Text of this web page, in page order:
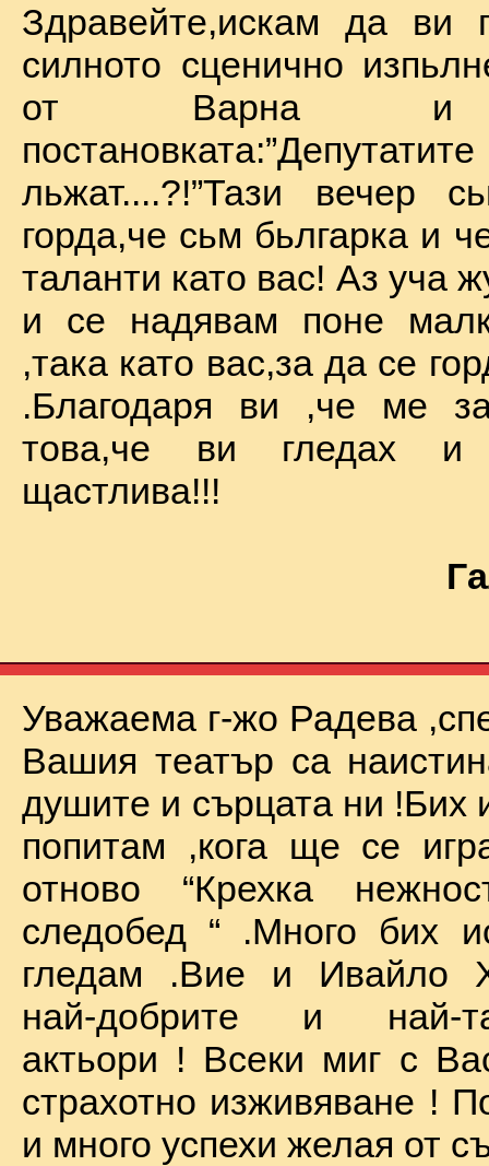
Здравейте,искам да ви
силното сценично
от Варна и
льжат....?!”Тази вечер
горда,че сьм бьлгарка и
таланти като вас! Аз уча
и се надявам поне
,така като вас,за да се
.Благодаря ви ,че ме
това,че ви гледах
щастлива!!!
Уважаема г-жо Радева
Вашия театър са
душите и сърцата ни !Бих
попитам ,кога ще се
отново “Крехка
следобед “ .Много бих
гледам .Вие и Ивайло
най-добрите и най-
актьори ! Всеки миг с
страхотно изживяване !
и много успехи желая от